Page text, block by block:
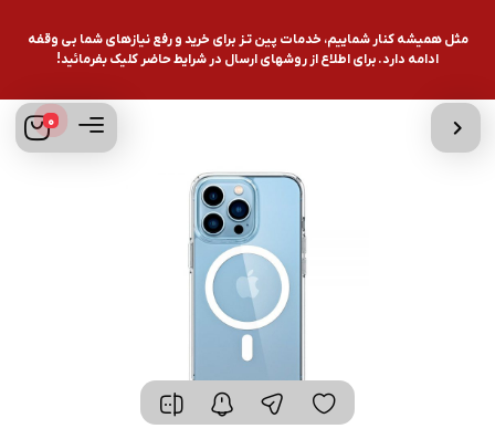
مثل همیشه کنار شماییم، خدمات پین تـز برای خرید و رفع نیازهای شما بی وقفه
ادامه دارد. برای اطلاع از روشهای ارسال در شرایط حاضر کلیک بفرمائید!
0